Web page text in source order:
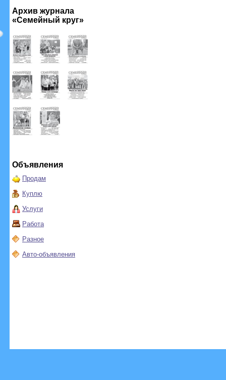
Архив журнала
«Семейный круг»
Объявления
Продам
Куплю
Услуги
Работа
Разное
Авто-объявления